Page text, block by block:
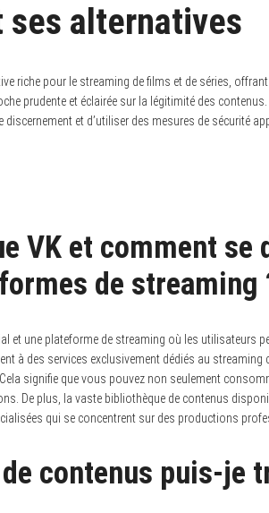
ses alternatives
riche pour le streaming de films et de séries,
prudente et éclairée sur la légitimité des
discernement et d’utiliser des mesures de sécurité
VK et comment
de streaming
et une plateforme de streaming où les utilisateurs
à des services exclusivement dédiés au
Cela signifie que vous pouvez non seulement
De plus, la vaste bibliothèque de contenus
qui se concentrent sur des productions
contenus puis-je